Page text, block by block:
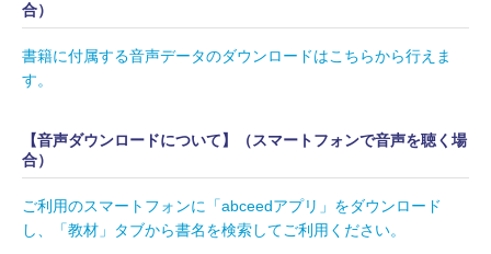
合）
書籍に付属する音声データのダウンロードはこちらから行えま
す。
【音声ダウンロードについて】（スマートフォンで音声を聴く場
合）
ご利用のスマートフォンに「abceedアプリ」をダウンロード
し、「教材」タブから書名を検索してご利用ください。